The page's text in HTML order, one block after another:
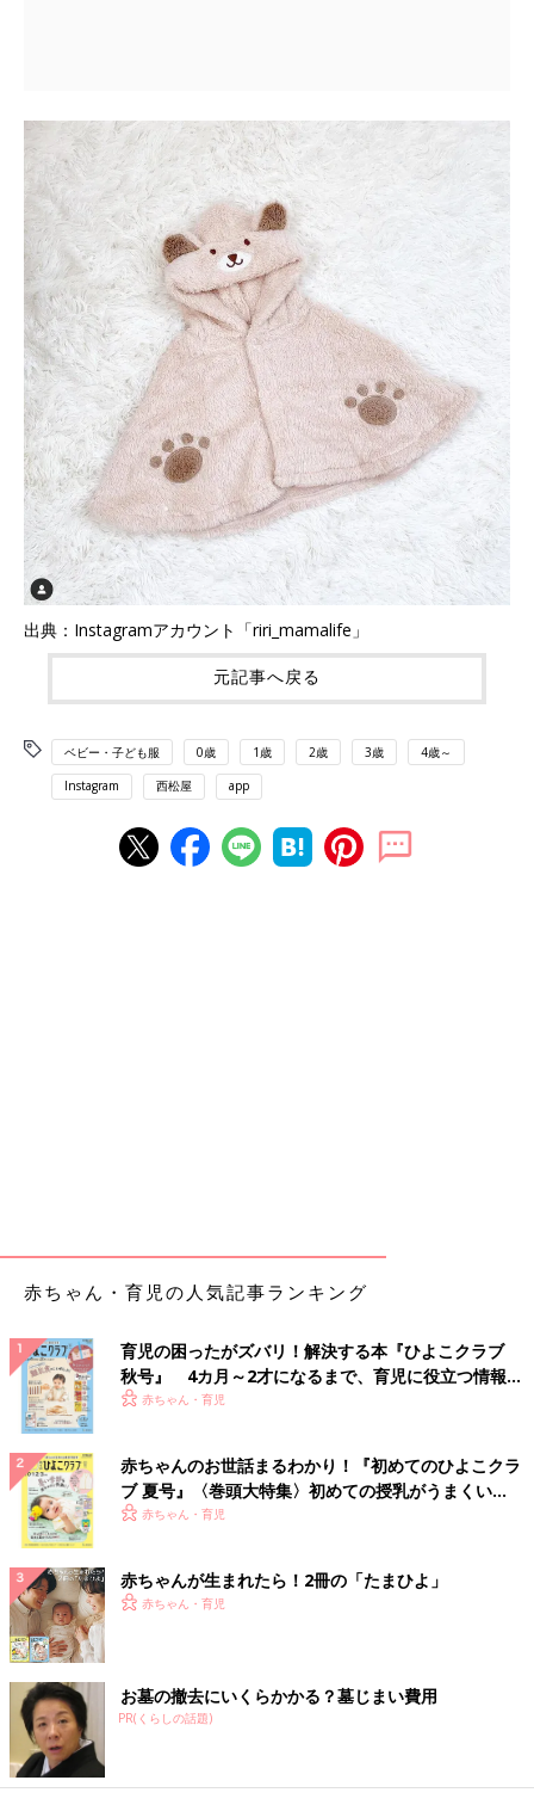
出典：Instagramアカウント「riri_mamalife」
元記事へ戻る
ベビー・子ども服 0歳 1歳 2歳 3歳 4歳～
Instagram 西松屋 app
赤ちゃん・育児の人気記事ランキング
育児の困ったがズバリ！解決する本『ひよこクラブ
秋号』 4カ月～2才になるまで、育児に役立つ情報が
いっぱい！
赤ちゃん・育児
赤ちゃんのお世話まるわかり！『初めてのひよこクラ
ブ 夏号』〈巻頭大特集〉初めての授乳がうまくい
く！ おっぱい・ミルクの基本と夏のトラブル 解決テ
赤ちゃん・育児
赤ちゃんが生まれたら！2冊の「たまひよ」
赤ちゃん・育児
お墓の撤去にいくらかかる？墓じまい費用
PR(くらしの話題)